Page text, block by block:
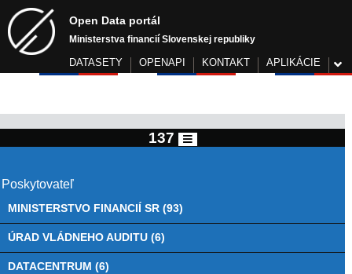
Open Data portál
Ministerstva financií Slovenskej republiky
DATASETY OPENAPI KONTAKT APLIKÁCIE
137
Poskytovateľ
MINISTERSTVO FINANCIÍ SR (93)
ÚRAD VLÁDNEHO AUDITU (6)
DATACENTRUM (6)